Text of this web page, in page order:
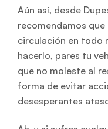
Aún así, desde
recomendamos
circulación en todo
hacerlo, pares tu
que no moleste al
forma de evitar
desesperantes